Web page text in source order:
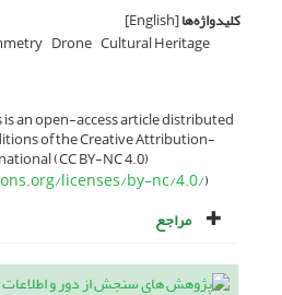
کلیدواژه‌ها[English]
Drone Cultural Heritage
is an open-access article distributed
of the Creative Attribution-
(CC BY-NC 4.0)
licenses/by-nc/4.0/)
مراجع